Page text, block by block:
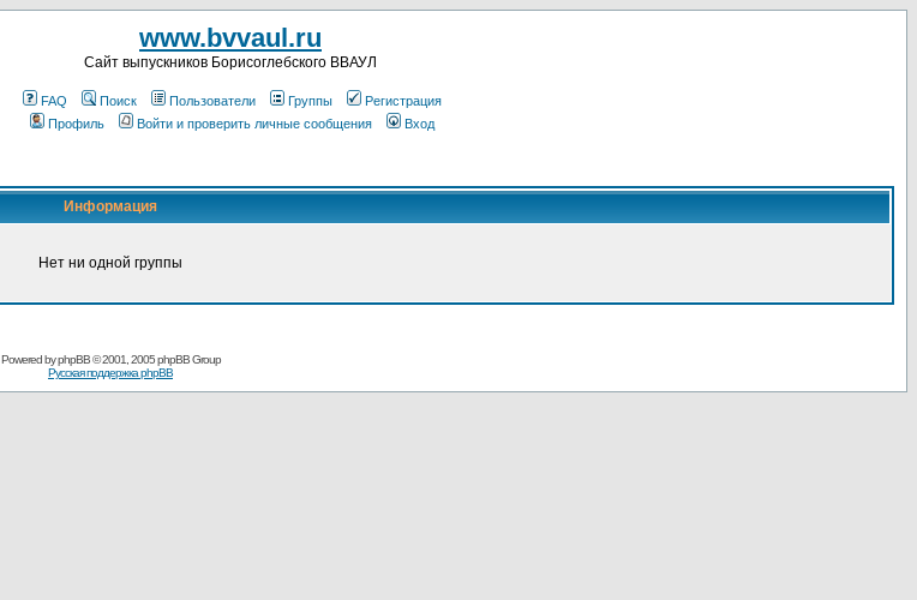
www.bvvaul.ru
Cайт выпускников Борисоглебского ВВАУЛ
FAQ Поиск Пользователи Группы
Регистрация
Профиль
Войти и проверить личные сообщения Вход
Информация
Нет ни одной группы
Powered byphpBB© 2001, 2005 phpBB Group
Русская поддержка phpBB